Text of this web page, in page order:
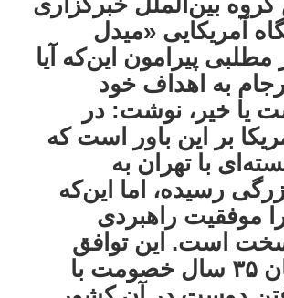
آمریکایی «میدل
پیرامون این‌که آیا
برجام به اهداف خود
یا خیر، نوشت: در
بر این باور است که
با تهران به
رسیده، اما این‌که
موفقیت راهبردی
است. این توافق
موجب پایان ۳۵ سال خصومت با